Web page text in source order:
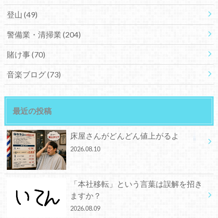
登山 (49)
警備業・清掃業 (204)
賭け事(70)
音楽ブログ(73)
最近の投稿
床屋さんがどんどん値上がるよ
2026.08.10
「本社移転」という言葉は誤解を招き
ますか？
2026.08.09